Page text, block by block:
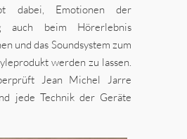
dabei, Emotionen der
auch beim Hörerlebnis
und das Soundsystem zum
werden zu lassen.
Jean Michel Jarre
jede Technik der Geräte